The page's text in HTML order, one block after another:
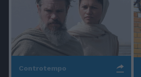
Controtempo